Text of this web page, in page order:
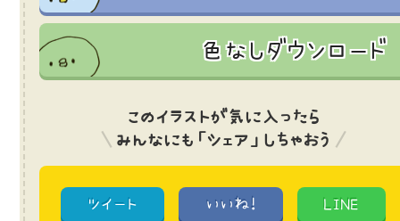
色なしダウンロード
このイラストが気に入ったら
みんなにも「シェア」しちゃおう
ツイート いいね! LINE